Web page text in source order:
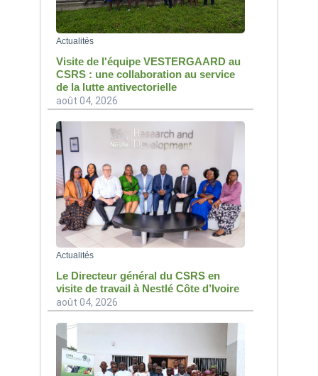
Actualités
Visite de l'équipe VESTERGAARD au
CSRS : une collaboration au service
de la lutte antivectorielle
août 04, 2026
Actualités
Le Directeur général du CSRS en
visite de travail à Nestlé Côte d’Ivoire
août 04, 2026